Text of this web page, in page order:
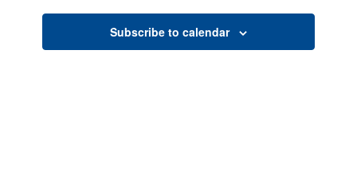
Subscribe to calendar